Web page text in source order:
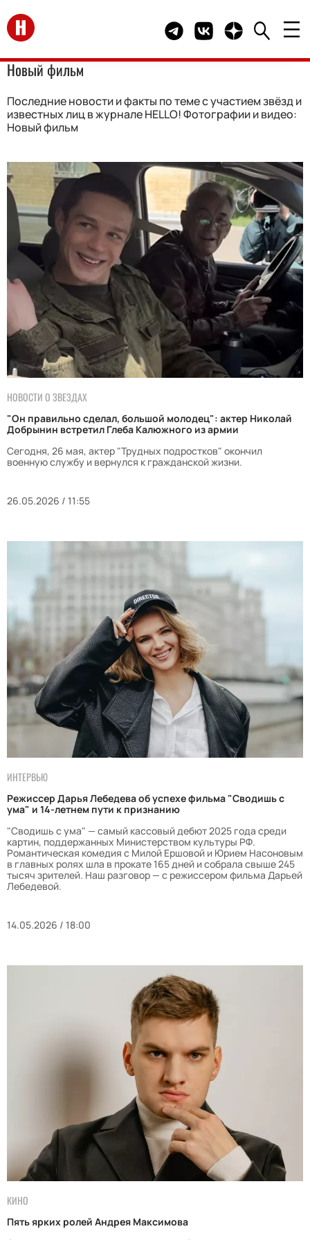
Перейти на главную Telegram канал HELLO
Группа HELLO
Канал HELLO в
Новый фильм
Последние новости и факты по теме с участием звёзд и
известных лиц в журнале HELLO! Фотографии и видео:
Новый фильм
НОВОСТИ О ЗВЕЗДАХ
"Он правильно сделал, большой молодец": актер Николай
Добрынин встретил Глеба Калюжного из армии
Сегодня, 26 мая, актер "Трудных подростков" окончил
военную службу и вернулся к гражданской жизни.
26.05.2026 / 11:55
ИНТЕРВЬЮ
Режиссер Дарья Лебедева об успехе фильма "Сводишь с
ума" и 14-летнем пути к признанию
"Сводишь с ума" — самый кассовый дебют 2025 года среди
картин, поддержанных Министерством культуры РФ.
Романтическая комедия с Милой Ершовой и Юрием Насоновым
в главных ролях шла в прокате 165 дней и собрала свыше 245
тысяч зрителей. Наш разговор — с режиссером фильма Дарьей
Лебедевой.
14.05.2026 / 18:00
КИНО
Пять ярких ролей Андрея Максимова